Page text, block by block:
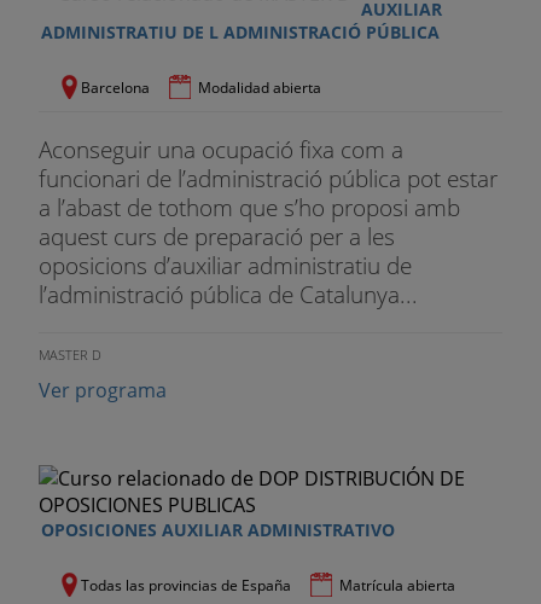
documento. Gestión, grabación, recuperación e
de trabajo
Tema 5
. Hojas de cálculo: Excel. Principales
funciones y utilidades. Libros, hojas y celdas.
Configuración. Introducción y edición de datos.
Fórmulas y funciones. Gráficos. Gestión de datos.
Personalización del entorno de trabajo
Tema 6. Bases de datos: Access. Principales
Formularios. Informes. Relaciones. Importación.
Vinculación y exportación de datos
funcionamiento. El entorno de trabajo. Enviar,
recibir, responder y reenviar mensajes. Creación de
mensajes. Reglas de mensaje. Libreta de direcciones
Tema 8. La Red Internet: Origen, evolución y estado
AUXILIAR
ADMINISTRATIU DE L ADMINISTRACIÓ PÚBLICA
Barcelona Modalidad abierta
Aconseguir una ocupació fixa com a
funcionari de l’administració pública pot estar
a l’abast de tothom que s’ho proposi amb
aquest curs de preparació per a les
oposicions d’auxiliar administratiu de
l’administració pública de Catalunya...
MASTER D
Ver programa
OPOSICIONES AUXILIAR ADMINISTRATIVO
Todas las provincias de España Matrícula abierta